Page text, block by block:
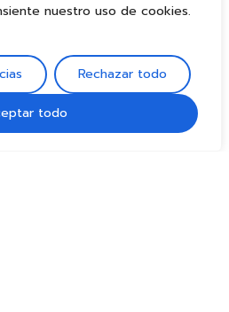
nuestro uso de cookies.
Rechazar todo
todo